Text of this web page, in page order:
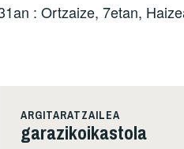
: Ortzaize, 7etan,
ARGITARATZAILEA
garazikoikastola